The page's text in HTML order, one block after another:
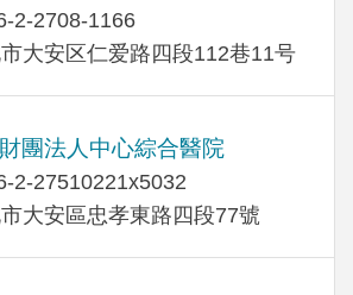
2-2708-1166
大安区仁爱路四段112巷11号
團法人中心綜合醫院
2-27510221x5032
大安區忠孝東路四段77號